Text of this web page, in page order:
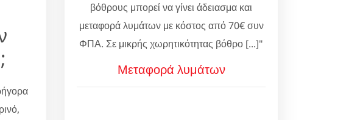
βόθρους μπορεί να γίνει άδειασμα και
μεταφορά λυμάτων με κόστος από 70€ συν
ΦΠΑ. Σε μικρής χωρητικότητας βόθρο [...]"
Μεταφορά λυμάτων